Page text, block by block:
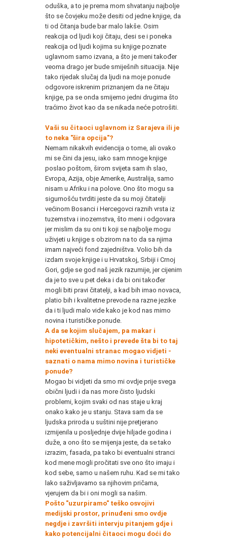
oduška, a to je prema mom shvatanju najbolje
što se čovjeku može desiti od jedne knjige, da
ti od čitanja bude bar malo lakše. Osim
reakcija od ljudi koji čitaju, desi se i poneka
reakcija od ljudi kojima su knjige poznate
uglavnom samo izvana, a što je meni također
veoma drago jer bude smiješnih situacija. Nije
tako rijedak slučaj da ljudi na moje ponude
odgovore iskrenim priznanjem da ne čitaju
knjige, pa se onda smijemo jedni drugima što
traćimo život kao da se nikada neće potrošiti.
Vaši su čitaoci uglavnom iz Sarajeva ili je
to neka "šira opcija"?
Nemam nikakvih evidencija o tome, ali ovako
mi se čini da jesu, iako sam mnoge knjige
poslao poštom, širom svijeta sam ih slao,
Evropa, Azija, obje Amerike, Australija, samo
nisam u Afriku i na polove. Ono što mogu sa
sigurnošću tvrditi jeste da su moji čitatelji
većinom Bosanci i Hercegovci raznih vrsta iz
tuzemstva i inozemstva, što meni i odgovara
jer mislim da su oni ti koji se najbolje mogu
uživjeti u knjige s obzirom na to da sa njima
imam najveći fond zajedništva. Volio bih da
izdam svoje knjige i u Hrvatskoj, Srbiji i Crnoj
Gori, gdje se god naš jezik razumije, jer cijenim
da je to sve u pet deka i da bi oni također
mogli biti pravi čitatelji, a kad bih imao novaca,
platio bih i kvalitetne prevode na razne jezike
da i ti ljudi malo vide kako je kod nas mimo
novina i turističke ponude.
A da se kojim slučajem, pa makar i
hipotetičkim, nešto i prevede šta bi to taj
neki eventualni stranac mogao vidjeti -
saznati o nama mimo novina i turističke
ponude?
Mogao bi vidjeti da smo mi ovdje prije svega
obični ljudi i da nas more čisto ljudski
problemi, kojim svaki od nas staje u kraj
onako kako je u stanju. Stava sam da se
ljudska priroda u suštini nije pretjerano
izmijenila u posljednje dvije hiljade godina i
duže, a ono što se mijenja jeste, da se tako
izrazim, fasada, pa tako bi eventualni stranci
kod mene mogli pročitati sve ono što imaju i
kod sebe, samo u našem ruhu. Kad se mi tako
lako saživljavamo sa njihovim pričama,
vjerujem da bi i oni mogli sa našim.
Pošto "uzurpiramo" teško osvojivi
medijski prostor, prinuđeni smo ovdje
negdje i završiti intervju pitanjem gdje i
kako potencijalni čitaoci mogu doći do